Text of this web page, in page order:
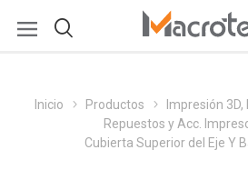
Inicio Productos
Impresión
Repuestos y Acc.
Cubierta Superior del Eje Y